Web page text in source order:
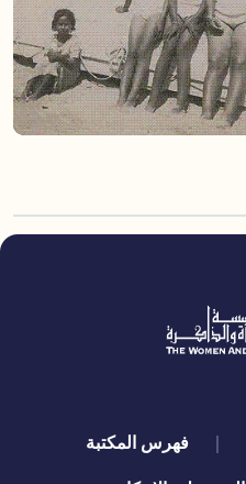
فهرس المكتبة